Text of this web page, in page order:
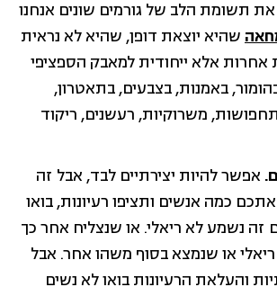
תשומת הלב של גורמים שונים אנחנו
שהיא יוצאת דופן, שהיא לא נראית
אלא ייחודית למאבק הספציפי
באמנות, בצבעים, בתאטרון,
משרוקיות, רעשנים, ריקוד
אפשר להיות יצירתיים לבד, אבל זה
כמה אנשים ותציפו רעיונות, בואו
זה נשמע לא ריאלי. או שנצליח אחר כך
או שנמצא בסוף משהו אחר. אבל
והעלאת הרעיונות בואו לא נשים